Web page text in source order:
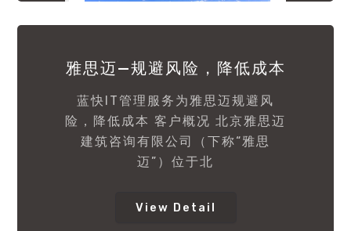
雅思迈—规避风险，降低成本
蓝快IT管理服务为雅思迈规避风
险，降低成本 客户概况 北京雅思迈
建筑咨询有限公司（下称“雅思
迈”）位于北
View Detail